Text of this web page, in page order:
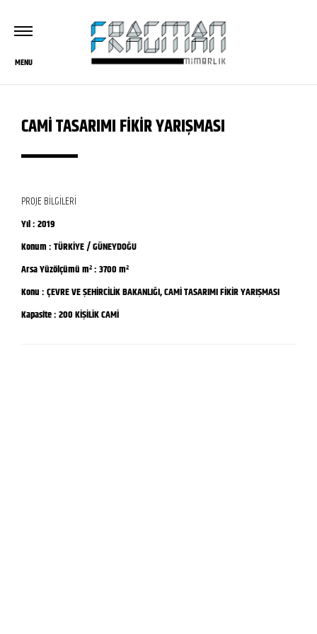
MENU
CAMİ TASARIMI FİKİR YARIŞMASI
PROJE BİLGİLERİ
Yıl :2019
Konum :TÜRKİYE / GÜNEYDOĞU
Arsa Yüzölçümü m² :3700 m²
Konu :ÇEVRE VE ŞEHİRCİLİK BAKANLIĞI, CAMİ TASARIMI FİKİR YARIŞMASI
Kapasite :200 KİŞİLİK CAMİ